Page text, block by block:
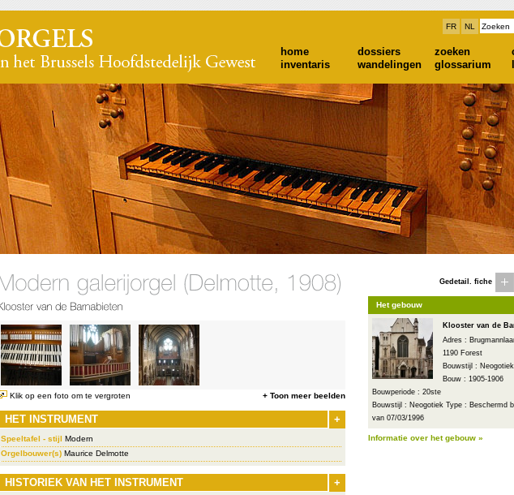
FR NL
home dossiers zoeken
inventaris
wandelingen glossarium
Klik op een foto om te vergroten + Toon meer beelden
+
HET INSTRUMENT
Speeltafel - stijl Modern
Orgelbouwer(s) Maurice Delmotte
+
HISTORIEK VAN HET INSTRUMENT
Gedetail. fiche
Het gebouw
Klooster van de
Adres :
1190 Forest
Bouwstijl : Neogotiek
Bouw : 1905-1906
Bouwperiode : 20ste
Bouwstijl : Neogotiek Type : Beschermd
van 07/03/1996
Informatie over het gebouw »